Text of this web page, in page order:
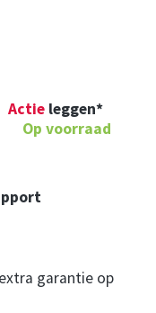
Actie leggen*
Op voorraad
garantie op